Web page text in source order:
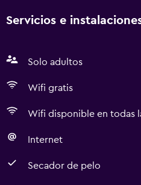
Servicios e
Solo adultos
Wifi gratis
Wifi disponible en todas
Internet
Secador de pelo